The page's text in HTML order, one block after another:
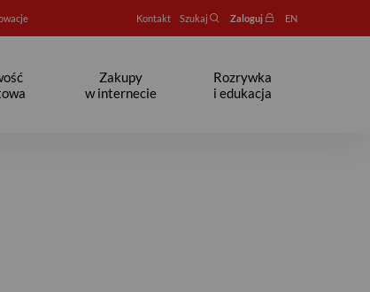
Kontakt Szukaj Zaloguj EN
Zakupy
w internecie
Rozrywka
i edukacja